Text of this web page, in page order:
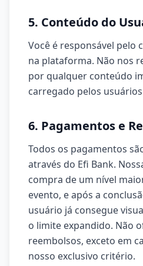
5. Conteúdo do
Você é responsável pelo
na plataforma. Não nos
por qualquer conteúdo
carregado pelos
6. Pagamentos e
Todos os pagamentos
através do Efi Bank.
compra de um nível
evento, e após a
usuário já consegue
o limite expandido. Não
reembolsos, exceto em
nosso exclusivo critério.